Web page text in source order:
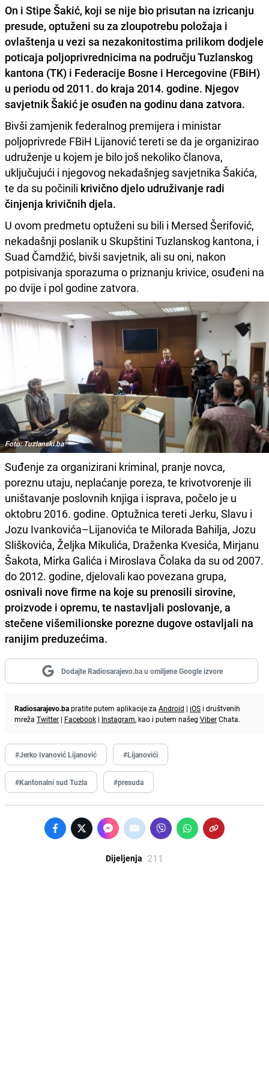
On i Stipe Šakić, koji se nije bio prisutan na izricanju
presude, optuženi su za zloupotrebu položaja i
ovlaštenja u vezi sa nezakonitostima prilikom dodjele
poticaja poljoprivrednicima na području Tuzlanskog
kantona (TK) i Federacije Bosne i Hercegovine (FBiH)
u periodu od 2011. do kraja 2014. godine. Njegov
savjetnik Šakić je osuđen na godinu dana zatvora.
Bivši zamjenik federalnog premijera i ministar
poljoprivrede FBiH Lijanović tereti se da je organizirao
udruženje u kojem je bilo još nekoliko članova,
uključujući i njegovog nekadašnjeg savjetnika Šakića,
te da su počinili krivično djelo udruživanje radi
činjenja krivičnih djela.
U ovom predmetu optuženi su bili i Mersed Šerifović,
nekadašnji poslanik u Skupštini Tuzlanskog kantona, i
Suad Čamdžić, bivši savjetnik, ali su oni, nakon
potpisivanja sporazuma o priznanju krivice, osuđeni na
po dvije i pol godine zatvora.
Foto: Tuzlanski.ba
Suđenje za organizirani kriminal, pranje novca,
poreznu utaju, neplaćanje poreza, te krivotvorenje ili
uništavanje poslovnih knjiga i isprava, počelo je u
oktobru 2016. godine. Optužnica tereti Jerku, Slavu i
Jozu Ivankovića–Lijanovića te Milorada Bahilja, Jozu
Sliškovića, Željka Mikulića, Draženka Kvesića, Mirjanu
Šakota, Mirka Galića i Miroslava Čolaka da su od 2007.
do 2012. godine, djelovali kao povezana grupa,
osnivali nove firme na koje su prenosili sirovine,
proizvode i opremu, te nastavljali poslovanje, a
stečene višemilionske porezne dugove ostavljali na
ranijim preduzećima.
Dodajte Radiosarajevo.ba u omiljene Google izvore
Radiosarajevo.bapratite putem aplikacije za Android | iOS i društvenih
mreža Twitter | Facebook | Instagram, kao i putem našeg ViberChata.
#Jerko Ivanović Lijanović #Lijanovići
#Kantonalni sud Tuzla #presuda
Dijeljenja 211